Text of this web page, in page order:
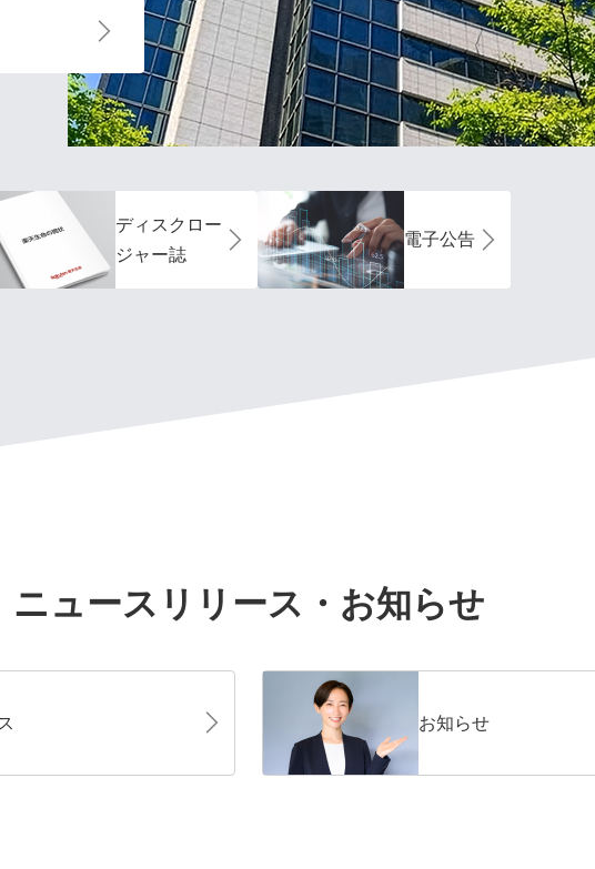
ディスクロー
ジャー誌
電子公告
ニュースリリース・お知らせ
お知らせ